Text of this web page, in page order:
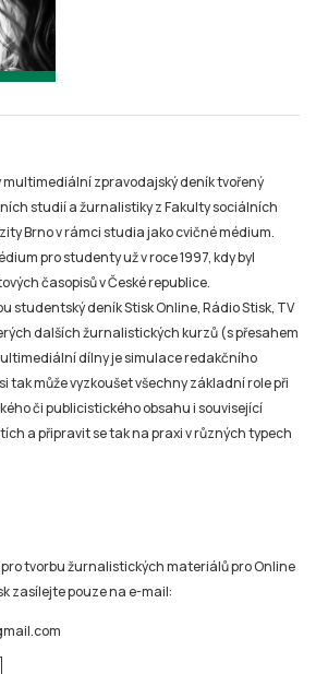
multimediální zpravodajský deník tvořený
studií a žurnalistiky z Fakulty sociálních
Brno v rámci studia jako cvičné médium.
pro studenty už v roce 1997, kdy byl
časopisů v České republice.
studentský deník Stisk Online, Rádio Stisk, TV
dalších žurnalistických kurzů (s přesahem
dílny je simulace redakčního
tak může vyzkoušet všechny základní role při
či publicistického obsahu i související
a připravit se tak na praxi v různých typech
tvorbu žurnalistických materiálů pro Online
zasílejte pouze na e-mail: